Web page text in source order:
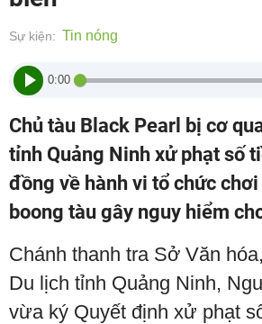
Sự kiện: Tin nóng
0:00
Chủ tàu Black Pearl bị cơ
tỉnh Quảng Ninh xử phạt số
đồng về hành vi tổ chức
boong tàu gây nguy hiểm
Chánh thanh tra Sở Văn
Du lịch tỉnh Quảng Ninh,
vừa ký Quyết định xử phạt